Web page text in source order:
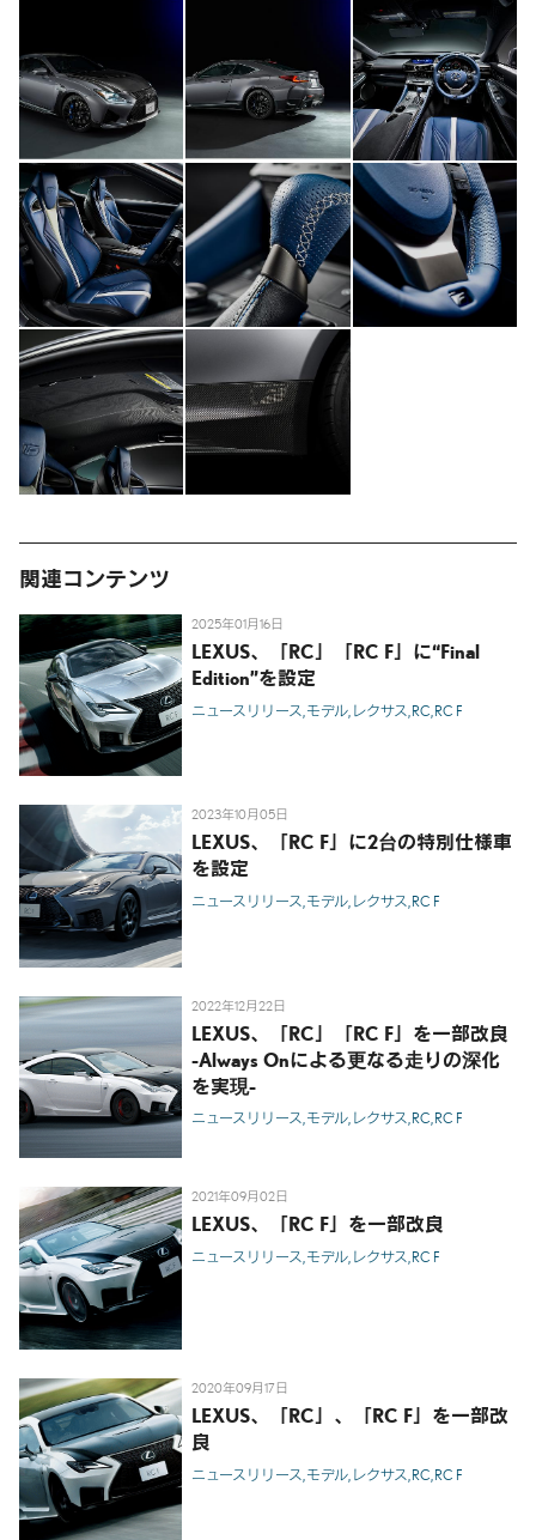
関連コンテンツ
2025年01月16日
LEXUS、「RC」「RC F」に“Final
Edition”を設定
ニュースリリース モデル レクサス RC RC F
2023年10月05日
LEXUS、「RC F」に2台の特別仕様車
を設定
ニュースリリース モデル レクサス RC F
2022年12月22日
LEXUS、「RC」「RC F」を一部改良
-Always Onによる更なる走りの深化
を実現-
ニュースリリース モデル レクサス RC RC F
2021年09月02日
LEXUS、「RC F」を一部改良
ニュースリリース モデル レクサス RC F
2020年09月17日
LEXUS、「RC」、「RC F」を一部改
良
ニュースリリース モデル レクサス RC RC F